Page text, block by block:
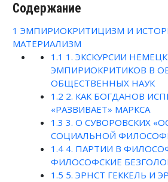
Содержание
1 ЭМПИРИОКРИТИЦИЗМ И
МАТЕРИАЛИЗМ
1.1 1. ЭКСКУРСИИ
ЭМПИРИОКРИТИКОВ В
ОБЩЕСТВЕННЫХ НАУК
1.2 2. КАК БОГДАНОВ
«РАЗВИВАЕТ» МАРКСА
1.3 3. О СУВОРОВСКИХ
СОЦИАЛЬНОЙ
1.4 4. ПАРТИИ В
ФИЛОСОФСКИЕ
1.5 5. ЭРНСТ ГЕККЕЛЬ И